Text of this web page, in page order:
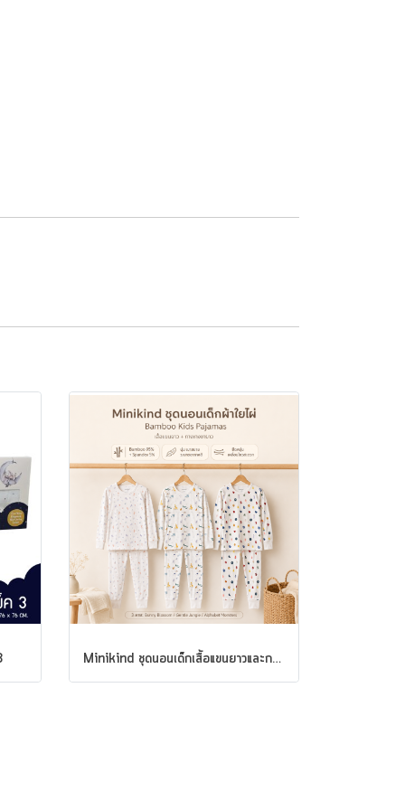
Minikind ชุดนอนเด็กเสื้อแขนยาวและกางเกงขายาว ผ้าใยไผ่ Bamboo Kids Pajamas